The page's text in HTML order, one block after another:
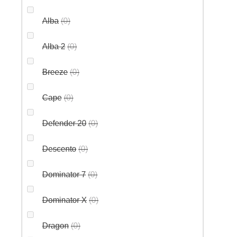
Alba 0
Alba 2 0
Breeze 0
Cape 0
Defender 20 0
Descento 0
Dominator 7 0
Dominator X 0
Dragon 0